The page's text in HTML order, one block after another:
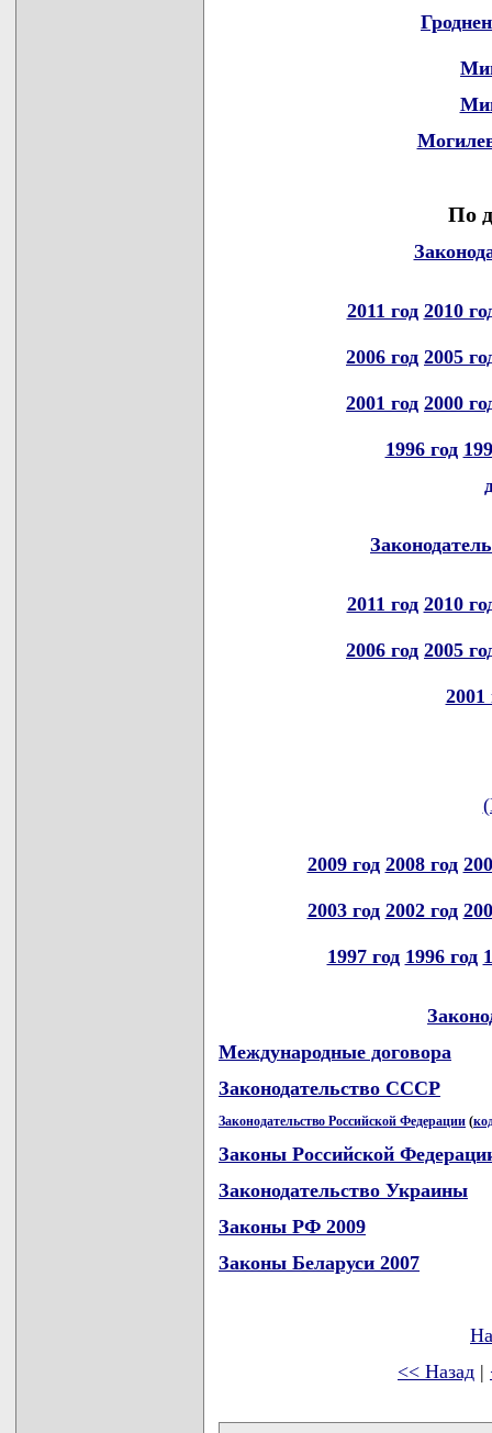
По
2011 год 2010
2006 год 2005
2001 год 2000
1996 год
2011 год 2010
2006 год 2005
2001
2009 год 2008 год
2003 год 2002 год
1997 год 1996 год
Международные договора
Законодательство СССР
Законодательство Российской Федерации (
Законы Российской
Законодательство Украины
Законы РФ 2009
Законы Беларуси 2007
<< Назад |